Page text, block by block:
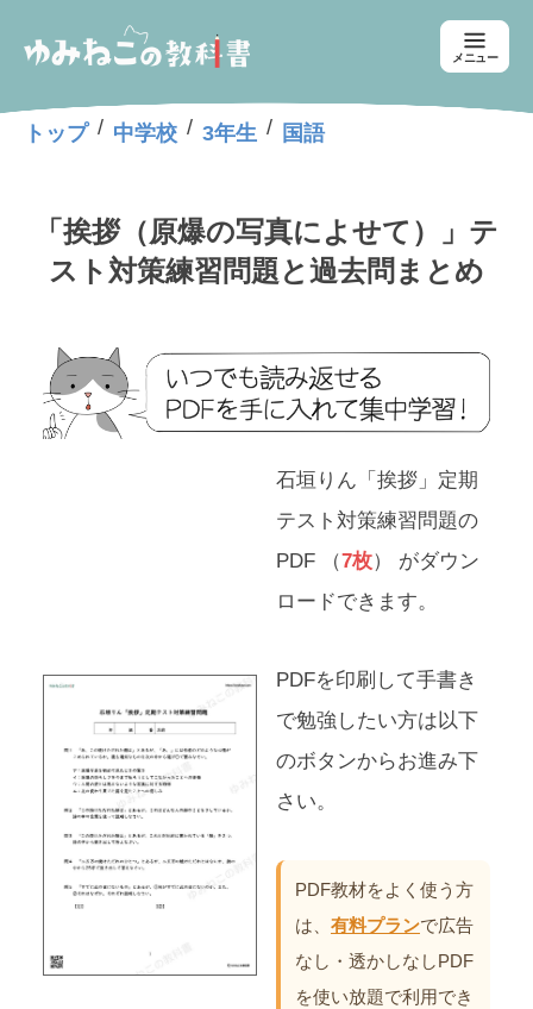
メニュー
トップ / 中学校 / 3年生 / 国語
「挨拶（原爆の写真によせて）」テ
スト対策練習問題と過去問まとめ
石垣りん「挨拶」定期
テスト対策練習問題の
PDF （7枚） がダウン
ロードできます。
PDFを印刷して手書き
で勉強したい方は以下
のボタンからお進み下
さい。
PDF教材をよく使う方
は、 有料プランで広告
なし・透かしなしPDF
を使い放題で利用でき